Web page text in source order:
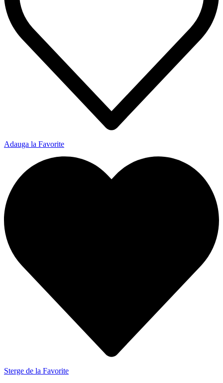
Adauga la Favorite
Sterge de la Favorite